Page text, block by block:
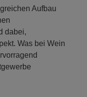
Aufbau
dabei,
Was bei Wein